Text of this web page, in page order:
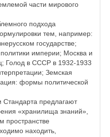
части мирового
подхода
тем, например:
государстве;
империи; Москва и
Голод в СССР в 1932-1933
Земская
формы политической
Стандарта предлагают
«хранилища знаний»,
пространстве
находить,